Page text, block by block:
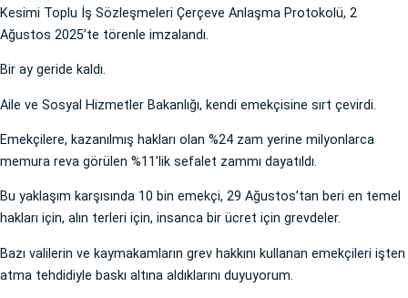
Kesimi Toplu İş Sözleşmeleri Çerçeve Anlaşma Protokolü, 2
Ağustos 2025’te törenle imzalandı.
Bir ay geride kaldı.
Aile ve Sosyal Hizmetler Bakanlığı, kendi emekçisine sırt çevirdi.
Emekçilere, kazanılmış hakları olan %24 zam yerine milyonlarca
memura reva görülen %11’lik sefalet zammı dayatıldı.
Bu yaklaşım karşısında 10 bin emekçi, 29 Ağustos’tan beri en temel
hakları için, alın terleri için, insanca bir ücret için grevdeler.
Bazı valilerin ve kaymakamların grev hakkını kullanan emekçileri işten
atma tehdidiyle baskı altına aldıklarını duyuyorum.